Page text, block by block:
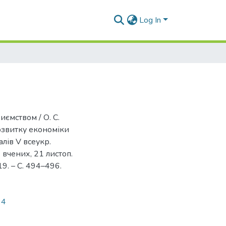
Log In
/ О. С.
економіки
V всеукр.
21 листоп.
– С. 494–496.